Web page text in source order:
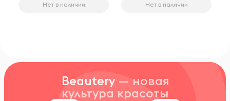
Нет в наличии Нет в наличии
Beautery — новая
культура красоты